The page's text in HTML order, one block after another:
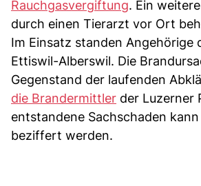
Rauchgasvergiftung. Ein
durch einen Tierarzt vor Ort
Im Einsatz standen Angehörige
Ettiswil-Alberswil. Die
Gegenstand der laufenden
die Brandermittler der Luzerner
entstandene Sachschaden
beziffert werden.